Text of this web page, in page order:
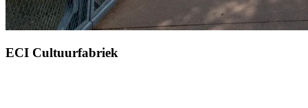
ECI Cultuurfabriek